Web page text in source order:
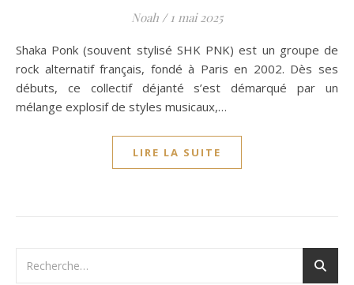
Noah / 1 mai 2025
Shaka Ponk (souvent stylisé SHK PNK) est un groupe de
rock alternatif français, fondé à Paris en 2002. Dès ses
débuts, ce collectif déjanté s’est démarqué par un
mélange explosif de styles musicaux,…
LIRE LA SUITE